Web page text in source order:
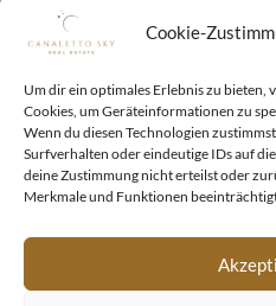
Cookie-
Um dir ein optimales Erlebnis zu bieten,
Cookies, um Geräteinformationen zu
Wenn du diesen Technologien
Surfverhalten oder eindeutige IDs auf
deine Zustimmung nicht erteilst oder
Merkmale und Funktionen
DUBAI LAND
IMMOBILIE VERKAUFEN
UNTERNEHMEN